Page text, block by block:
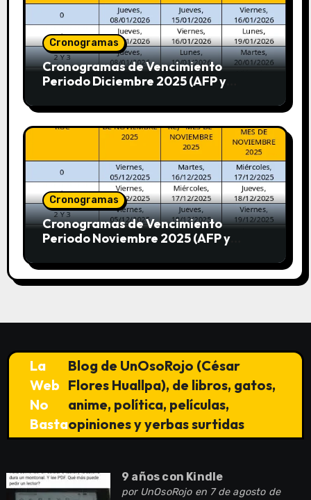
Cronogramas
Cronogramas de Vencimiento
Periodo Diciembre 2025 (AFP y
Cronogramas
Cronogramas de Vencimiento
Periodo Noviembre 2025 (AFP y
La
Web
No
Basta
Blog de UnOsoRojo (César
Flores Huallpa), de libros, gatos,
anime, política, películas,
opiniones y yerbas surtidas
9 años con Kindle
por UnOsoRojoen 7 de agosto de